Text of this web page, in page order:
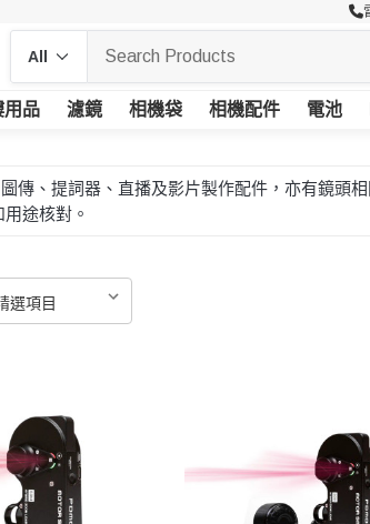
用品 濾鏡 相機袋 相機配件 電池
傳、提詞器、直播及影片製作配件，亦有鏡頭
途核對。